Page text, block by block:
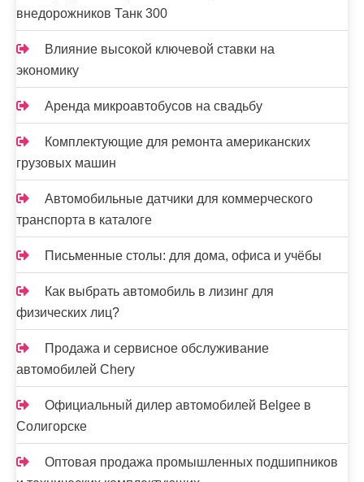
внедорожников Танк 300
Влияние высокой ключевой ставки на
экономику
Аренда микроавтобусов на свадьбу
Комплектующие для ремонта американских
грузовых машин
Автомобильные датчики для коммерческого
транспорта в каталоге
Письменные столы: для дома, офиса и учёбы
Как выбрать автомобиль в лизинг для
физических лиц?
Продажа и сервисное обслуживание
автомобилей Chery
Официальный дилер автомобилей Belgee в
Солигорске
Оптовая продажа промышленных подшипников